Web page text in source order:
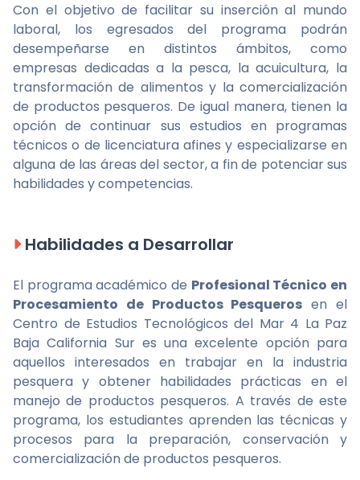
Con el objetivo de facilitar su inserción al mundo
laboral, los egresados del programa podrán
desempeñarse en distintos ámbitos, como
empresas dedicadas a la pesca, la acuicultura, la
transformación de alimentos y la comercialización
de productos pesqueros. De igual manera, tienen la
opción de continuar sus estudios en programas
técnicos o de licenciatura afines y especializarse en
alguna de las áreas del sector, a fin de potenciar sus
habilidades y competencias.
Habilidades a Desarrollar
El programa académico de Profesional Técnico en
Procesamiento de Productos Pesqueros en el
Centro de Estudios Tecnológicos del Mar 4 La Paz
Baja California Sur es una excelente opción para
aquellos interesados en trabajar en la industria
pesquera y obtener habilidades prácticas en el
manejo de productos pesqueros. A través de este
programa, los estudiantes aprenden las técnicas y
procesos para la preparación, conservación y
comercialización de productos pesqueros.